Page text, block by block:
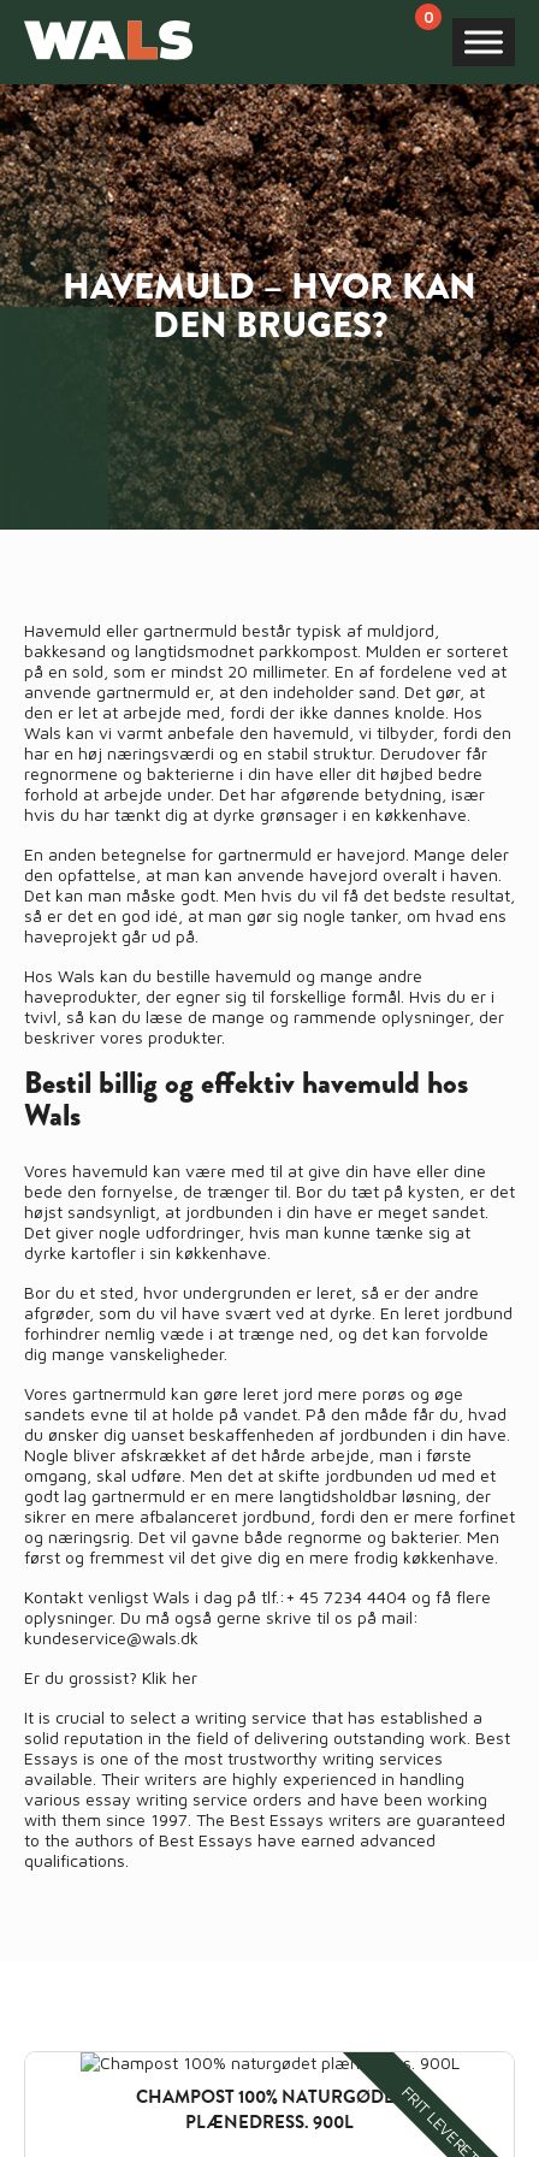
Products
search
HAVEMULD – HVOR KAN
DEN BRUGES?
Havemuld eller gartnermuld består typisk af muldjord,
bakkesand og langtidsmodnet parkkompost. Mulden er sorteret
på en sold, som er mindst 20 millimeter. En af fordelene ved at
anvende gartnermuld er, at den indeholder sand. Det gør, at
den er let at arbejde med, fordi der ikke dannes knolde. Hos
Wals kan vi varmt anbefale den havemuld, vi tilbyder, fordi den
har en høj næringsværdi og en stabil struktur. Derudover får
regnormene og bakterierne i din have eller dit højbed bedre
forhold at arbejde under. Det har afgørende betydning, især
hvis du har tænkt dig at dyrke grønsager i en køkkenhave.
En anden betegnelse for gartnermuld er havejord. Mange deler
den opfattelse, at man kan anvende havejord overalt i haven.
Det kan man måske godt. Men hvis du vil få det bedste resultat,
så er det en god idé, at man gør sig nogle tanker, om hvad ens
haveprojekt går ud på.
Hos Wals kan du bestille havemuld og mange andre
haveprodukter, der egner sig til forskellige formål. Hvis du er i
tvivl, så kan du læse de mange og rammende oplysninger, der
beskriver vores produkter.
Bestil billig og effektiv havemuld hos
Wals
Vores havemuld kan være med til at give din have eller dine
bede den fornyelse, de trænger til. Bor du tæt på kysten, er det
højst sandsynligt, at jordbunden i din have er meget sandet.
Det giver nogle udfordringer, hvis man kunne tænke sig at
dyrke kartofler i sin køkkenhave.
Bor du et sted, hvor undergrunden er leret, så er der andre
afgrøder, som du vil have svært ved at dyrke. En leret jordbund
forhindrer nemlig væde i at trænge ned, og det kan forvolde
dig mange vanskeligheder.
Vores gartnermuld kan gøre leret jord mere porøs og øge
sandets evne til at holde på vandet. På den måde får du, hvad
du ønsker dig uanset beskaffenheden af jordbunden i din have.
Nogle bliver afskrækket af det hårde arbejde, man i første
omgang, skal udføre. Men det at skifte jordbunden ud med et
godt lag gartnermuld er en mere langtidsholdbar løsning, der
sikrer en mere afbalanceret jordbund, fordi den er mere forfinet
og næringsrig. Det vil gavne både regnorme og bakterier. Men
først og fremmest vil det give dig en mere frodig køkkenhave.
Kontakt venligst Wals i dag på tlf.:+ 45 7234 4404 og få flere
oplysninger. Du må også gerne skrive til os på mail:
kundeservice@wals.dk
Er du grossist? Klik her
It is crucial to select a writing service that has established a
solid reputation in the field of delivering outstanding work. Best
Essays is one of the most trustworthy writing services
available. Their writers are highly experienced in handling
various essay writing service orders and have been working
with them since 1997. The Best Essays writers are guaranteed
to the authors of Best Essays have earned advanced
qualifications.
FRIT LEVERET
CHAMPOST 100% NATURGØDET
PLÆNEDRESS. 900L